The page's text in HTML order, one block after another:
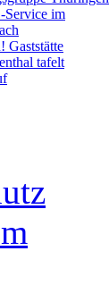
Service im
Gaststätte
tafelt